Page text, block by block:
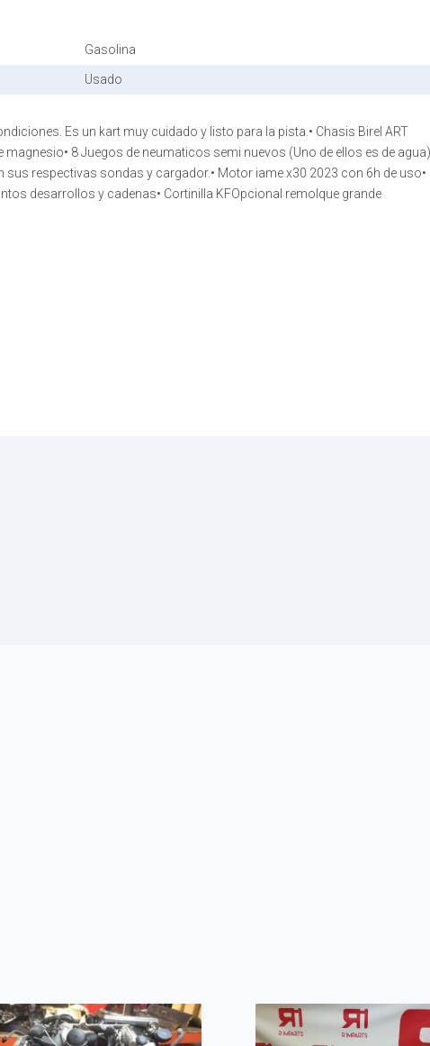
Gasolina
Usado
Es un kart muy cuidado y listo para la pista.•⁠ ⁠Chasis Birel ART
magnesio•⁠ ⁠8 Juegos de neumaticos semi nuevos (Uno de ellos es de
respectivas sondas y cargador.•⁠ ⁠Motor iame x30 2023 con 6h de uso•⁠
desarrollos y cadenas•⁠ ⁠Cortinilla KFOpcional remolque grande